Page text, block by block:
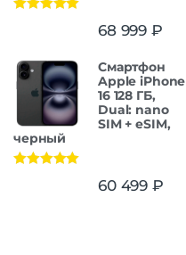
68 999 ₽
Смартфон
Apple iPhone
16 128 ГБ,
Dual: nano
SIM + eSIM,
черный
60 499 ₽